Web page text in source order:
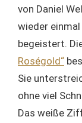
von Daniel
wieder
begeistert.
Roségold“
Sie
ohne viel
Das weiße